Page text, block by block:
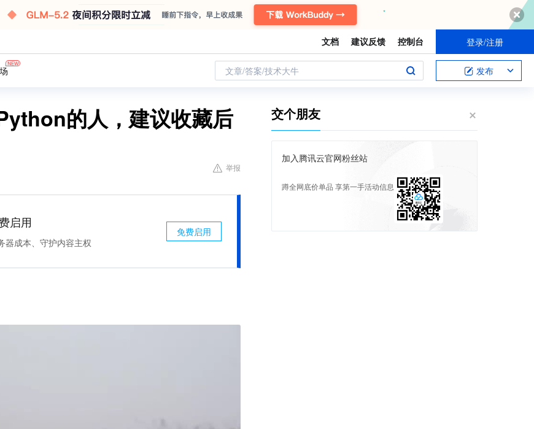
文档 建议反馈 控制台 登录/注册
文章/答案/技术大牛 发布
的人，建议收藏后
举报
启用
器成本、守护内容主权
免费启用
交个朋友
加入腾讯云官网粉丝站
蹲全网底价单品 享第一手活动信息